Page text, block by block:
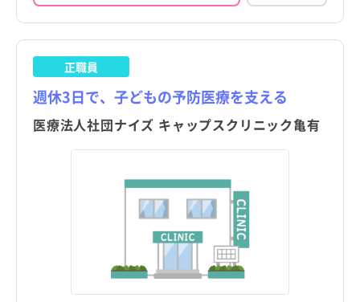
正職員
週休3日で、子どもの予防医療を支える
医療法人社団ナイズ キャップスクリニック亀有